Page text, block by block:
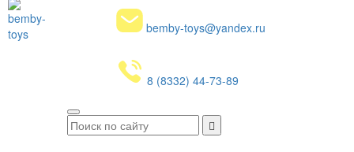
bemby-toys@yandex.ru
8 (8332) 44-73-89